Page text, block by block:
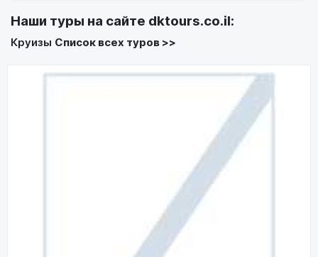
Наши туры на сайте dktours.co.il:
Круизы Список всех туров >>